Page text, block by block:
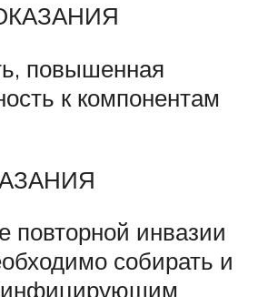
повышенная
к компонентам
повторной инвазии
собирать и